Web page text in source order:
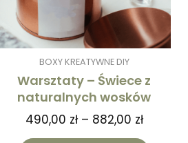
BOXY KREATYWNE DIY
Warsztaty – Świece z
naturalnych wosków
490,00 zł – 882,00 zł
na
stronie
produktu